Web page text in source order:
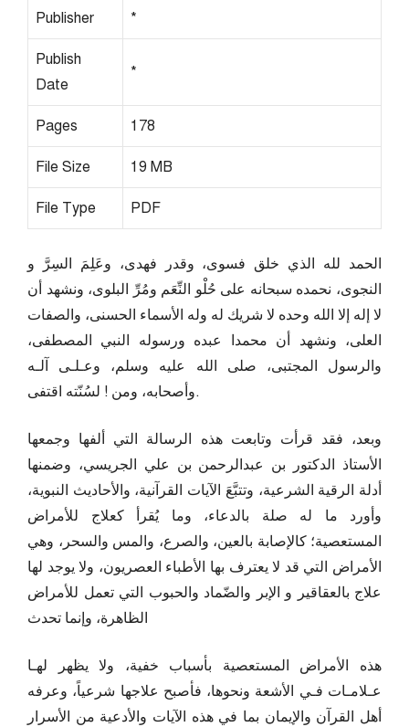
Publisher *
Publish
Date
*
Pages 178
File Size 19 MB
File Type PDF
الحمد لله الذي خلق فسوى، وقدر فهدى، وعَلِمَ السِرَّ و
النجوى، نحمده سبحانه على حُلْو النِّعَم ومُرِّ البلوى، ونشهد أن
لا إله إلا الله وحده لا شريك له وله الأسماء الحسنى، والصفات
العلى، ونشهد أن محمدا عبده ورسوله النبي المصطفى،
والرسول المجتبى، صلى الله عليه وسلم، وعـلـى آلـه
وأصحابه، ومن ! لسُنّته اقتفى.
وبعد، فقد قرأت وتابعت هذه الرسالة التي ألفها وجمعها
الأستاذ الدكتور بن عبدالرحمن بن علي الجريسي، وضمنها
أدلة الرقية الشرعية، وتتبَّعَ الآيات القرآنية، والأحاديث النبوية،
وأورد ما له صلة بالدعاء، وما يُقرأ كعلاج للأمراض
المستعصية؛ كالإصابة بالعين، والصرع، والمس والسحر، وهي
الأمراض التي قد لا يعترف بها الأطباء العصريون، ولا يوجد لها
علاج بالعقاقير و الإبر والضّماد والحبوب التي تعمل للأمراض
الظاهرة، وإنما تحدث
هذه الأمراض المستعصية بأسباب خفية، ولا يظهر لهـا
عـلامـات فـي الأشعة ونحوها، فأصبح علاجها شرعياً، وعرفه
أهل القرآن والإيمان بما في هذه الآيات والأدعية من الأسرار